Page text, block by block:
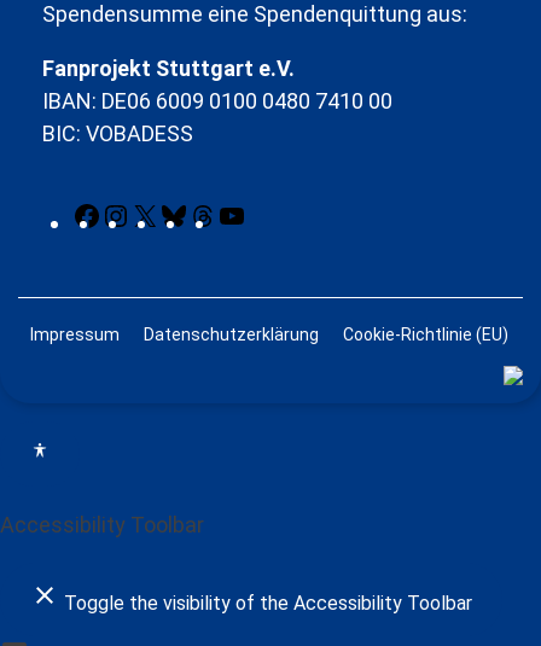
Spendensumme eine Spendenquittung aus:
Fanprojekt Stuttgart e.V.
IBAN: DE06 6009 0100 0480 7410 00
BIC: VOBADESS
Facebook
Instagram
X BlueskyThreads
Impressum Datenschutzerklärung Cookie-Richtlinie (EU)
Accessibility Toolbar
close Toggle the visibility of the Accessibility Toolbar